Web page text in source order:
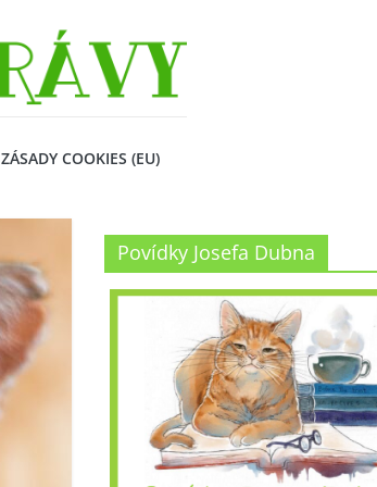
ZÁSADY COOKIES (EU)
Povídky Josefa Dubna